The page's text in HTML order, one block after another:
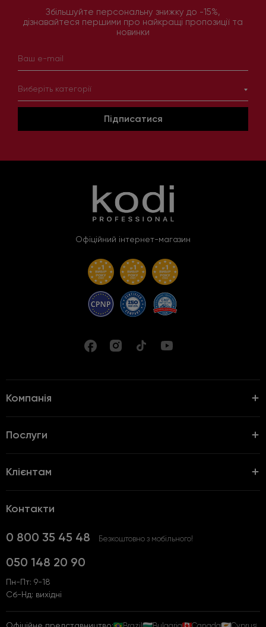
Збільшуйте персональну знижку до -15%,
дізнавайтеся першими про найкращі пропозиції та
новинки
Виберіть категорії
Підписатися
Офіційний інтернет-магазин
Компанія
Послуги
Клієнтам
Контакти
0 800 35 45 48 Безкоштовно з мобільного!
050 148 20 90
Пн-Пт: 9-18
Сб-Нд: вихідні